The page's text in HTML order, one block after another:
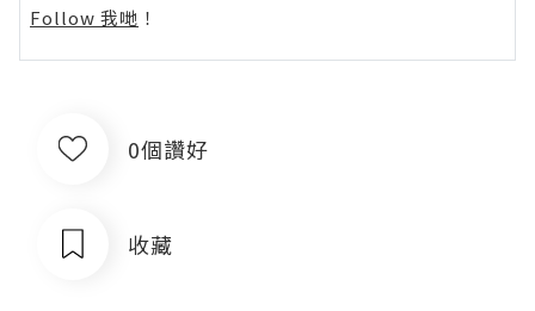
Follow 我哋 ！
0個讚好
收藏